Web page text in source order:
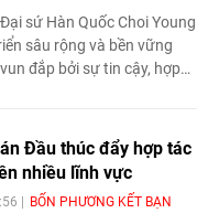
sứ Hàn Quốc Choi Young
sâu rộng và bền vững
đắp bởi sự tin cậy, hợp
như kinh tế, công nghệ,
Đầu thúc đẩy hợp tác
nhiều lĩnh vực
BỐN PHƯƠNG KẾT BẠN